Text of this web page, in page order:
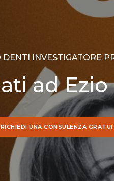
DENTI INVESTIGATORE
ad
RICHIEDI UNA CONSULENZA